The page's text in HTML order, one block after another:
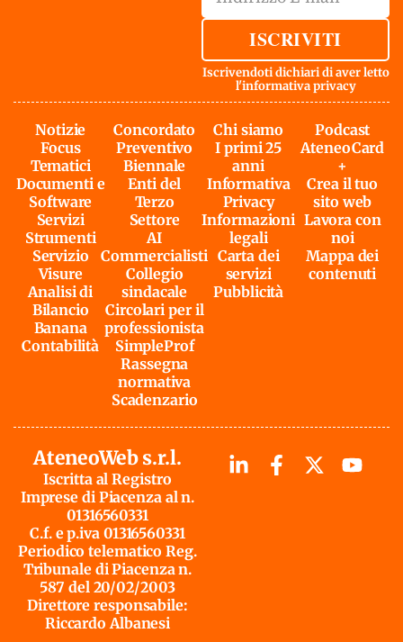
ISCRIVITI
Iscrivendoti dichiari di aver letto
l'informativa privacy
Notizie
Focus
Tematici
Documenti e
Software
Servizi
Strumenti
Servizio
Visure
Analisi di
Bilancio
Banana
Contabilità
Concordato
Preventivo
Biennale
Enti del
Terzo
Settore
AI
Commercialisti
Collegio
sindacale
Circolari per il
professionista
SimpleProf
Rassegna
normativa
Scadenzario
Chi siamo
I primi 25
anni
Informativa
Privacy
Informazioni
legali
Carta dei
servizi
Pubblicità
Podcast
AteneoCard
+
Crea il tuo
sito web
Lavora con
noi
Mappa dei
contenuti
AteneoWeb s.r.l.
Iscritta al Registro
Imprese di Piacenza al n.
01316560331
C.f. e p.iva 01316560331
Periodico telematico Reg.
Tribunale di Piacenza n.
587 del 20/02/2003
Direttore responsabile:
Riccardo Albanesi